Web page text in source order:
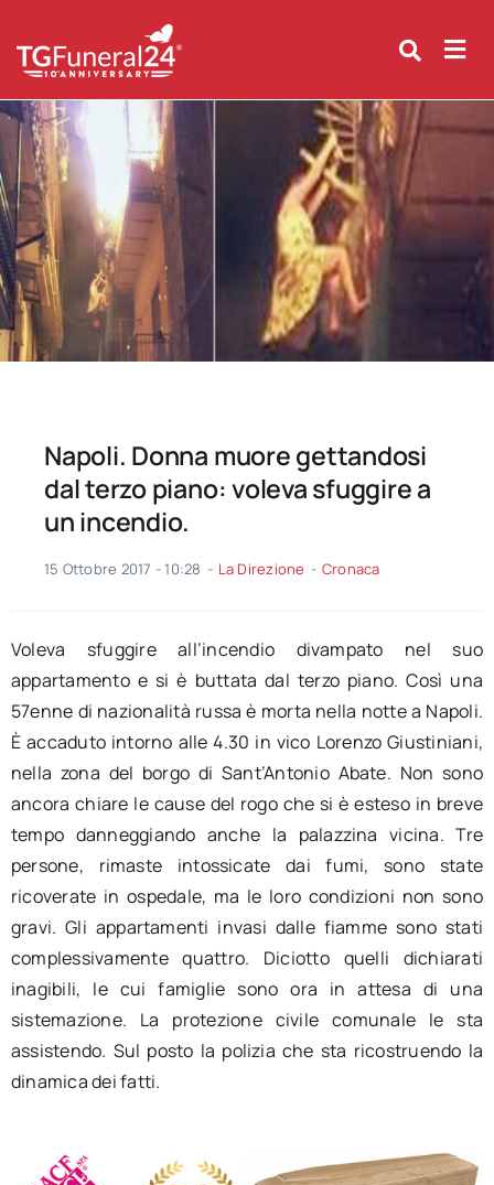
content
Napoli. Donna muore gettandosi
dal terzo piano: voleva sfuggire a
un incendio.
15 Ottobre 2017 - 10:28 - La Direzione - Cronaca
Voleva sfuggire all’incendio divampato nel suo
appartamento e si è buttata dal terzo piano. Così una
57enne di nazionalità russa è morta nella notte a Napoli.
È accaduto intorno alle 4.30 in vico Lorenzo Giustiniani,
nella zona del borgo di Sant’Antonio Abate. Non sono
ancora chiare le cause del rogo che si è esteso in breve
tempo danneggiando anche la palazzina vicina. Tre
persone, rimaste intossicate dai fumi, sono state
ricoverate in ospedale, ma le loro condizioni non sono
gravi. Gli appartamenti invasi dalle fiamme sono stati
complessivamente quattro. Diciotto quelli dichiarati
inagibili, le cui famiglie sono ora in attesa di una
sistemazione. La protezione civile comunale le sta
assistendo. Sul posto la polizia che sta ricostruendo la
dinamica dei fatti.